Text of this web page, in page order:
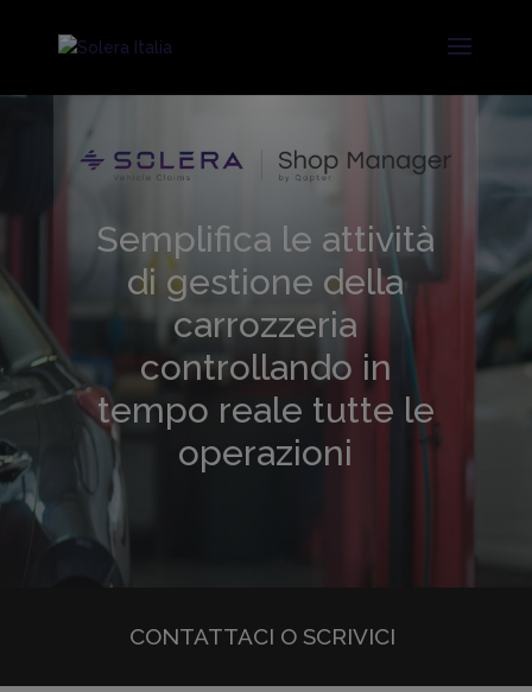
Semplifica le attività
di gestione della
carrozzeria
controllando in
tempo reale tutte le
operazioni
CONTATTACI O SCRIVICI